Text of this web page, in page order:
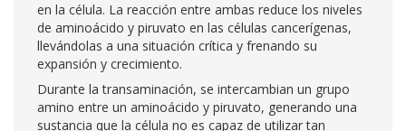
en la célula. La reacción entre ambas reduce los niveles
de aminoácido y piruvato en las células cancerígenas,
llevándolas a una situación crítica y frenando su
expansión y crecimiento.
Durante la transaminación, se intercambian un grupo
amino entre un aminoácido y piruvato, generando una
sustancia que la célula no es capaz de utilizar tan